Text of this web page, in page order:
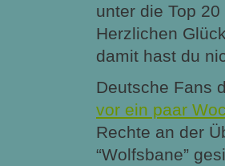
unter die Top 20
Herzlichen
damit hast du
Deutsche Fans
vor ein paar
Rechte an der
“Wolfsbane”